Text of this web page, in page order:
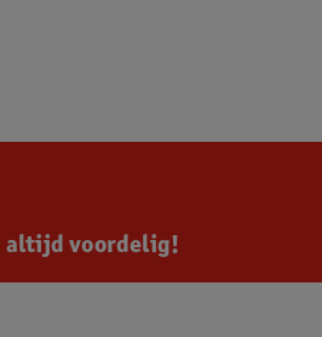
altijd voordelig!